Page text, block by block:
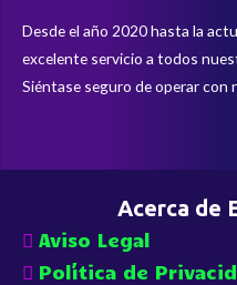
Desde el año 2020 hasta la
excelente servicio a todos
Siéntase seguro de operar con
Acerca de
Aviso Legal
Política de